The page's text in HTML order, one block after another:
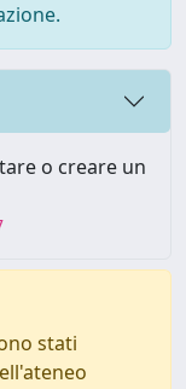
o creare un
stati